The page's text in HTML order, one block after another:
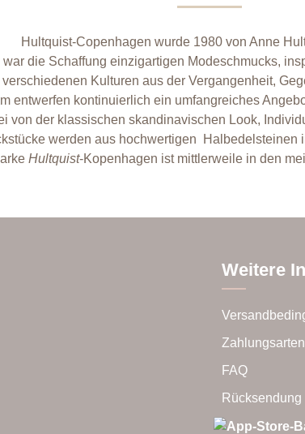
Hultquist-Copenhagen wurde 1980 von Anne
die Schaffung einzigartigen Modeschmucks,
verschiedenen Kulturen aus der Vergangenheit,
entwerfen kontinuierlich ein umfangreiches
von der klassischen skandinavischen Look,
werden aus hochwertigen
Halbedelsteinen
Hultquist-Kopenhagen ist mittlerweile in den
Weitere
Zahlungsarten
FAQ
Rücksendung